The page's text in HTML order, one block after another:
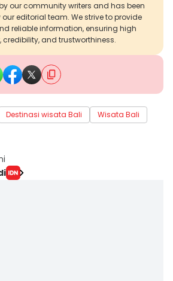
our community writers and has been
editorial team. We strive to provide
reliable information, ensuring high
and trustworthiness.
Destinasi wisata Bali Wisata Bali